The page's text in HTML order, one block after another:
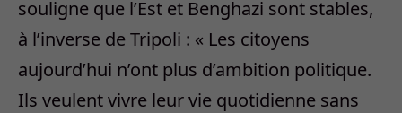
souligne que l’Est et Benghazi sont stables,
à l’inverse de Tripoli : « Les citoyens
aujourd’hui n’ont plus d’ambition politique.
Ils veulent vivre leur vie quotidienne sans